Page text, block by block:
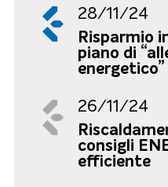
28/11/24
Risparmio
piano di
26/11/24
consigli
efficiente